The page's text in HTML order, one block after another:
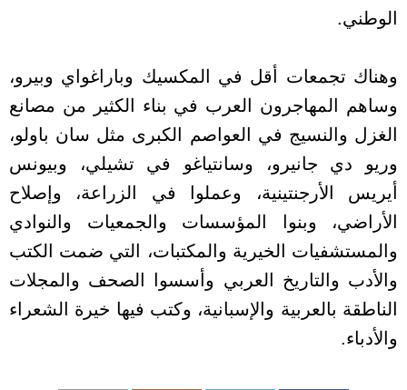
الوطني.
وهناك تجمعات أقل في المكسيك وباراغواي وبيرو،
وساهم المهاجرون العرب في بناء الكثير من مصانع
الغزل والنسيج في العواصم الكبرى مثل سان باولو،
وريو دي جانيرو، وسانتياغو في تشيلي، وبيونس
أيريس الأرجنتينية، وعملوا في الزراعة، وإصلاح
الأراضي، وبنوا المؤسسات والجمعيات والنوادي
والمستشفيات الخيرية والمكتبات، التي ضمت الكتب
والأدب والتاريخ العربي وأسسوا الصحف والمجلات
الناطقة بالعربية والإسبانية، وكتب فيها خيرة الشعراء
والأدباء.